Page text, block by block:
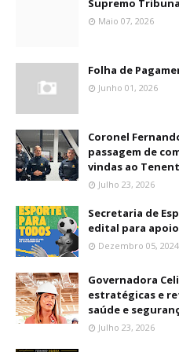
Maio 07, 2026
Folha de
Junho 01, 2026
Coronel
passagem de
vindas ao
Julho 23, 2026
Secretaria de
edital para
Dezembro 05, 2024
Governadora
estratégicas e
saúde e
Julho 23, 2026